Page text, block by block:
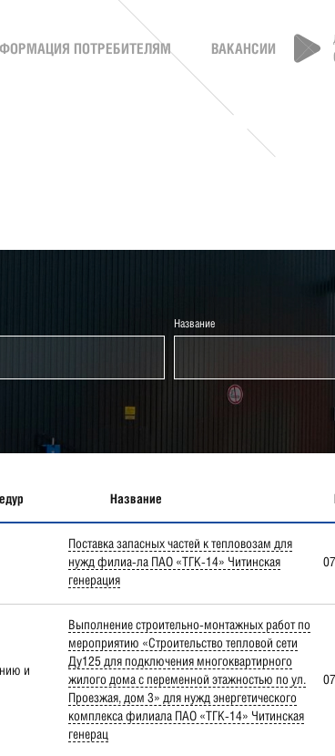
ПОТРЕБИТЕЛЯМ ВАКАНСИИ
Название
Название
Поставка запасных частей к тепловозам для
нужд филиа-ла ПАО «ТГК-14» Читинская
генерация
и
Выполнение строительно-монтажных работ по
мероприятию «Строительство тепловой сети
Ду125 для подключения многоквартирного
жилого дома с переменной этажностью по ул.
Проезжая, дом 3» для нужд энергетического
комплекса филиала ПАО «ТГК-14» Читинская
генерац